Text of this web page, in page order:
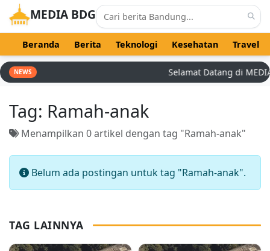
MEDIA BDG
Beranda Berita Teknologi Kesehatan Travel
NEWS Selamat Datang di
Tag: Ramah-anak
Menampilkan 0 artikel dengan tag "Ramah-anak"
Belum ada postingan untuk tag "Ramah-anak".
TAG LAINNYA